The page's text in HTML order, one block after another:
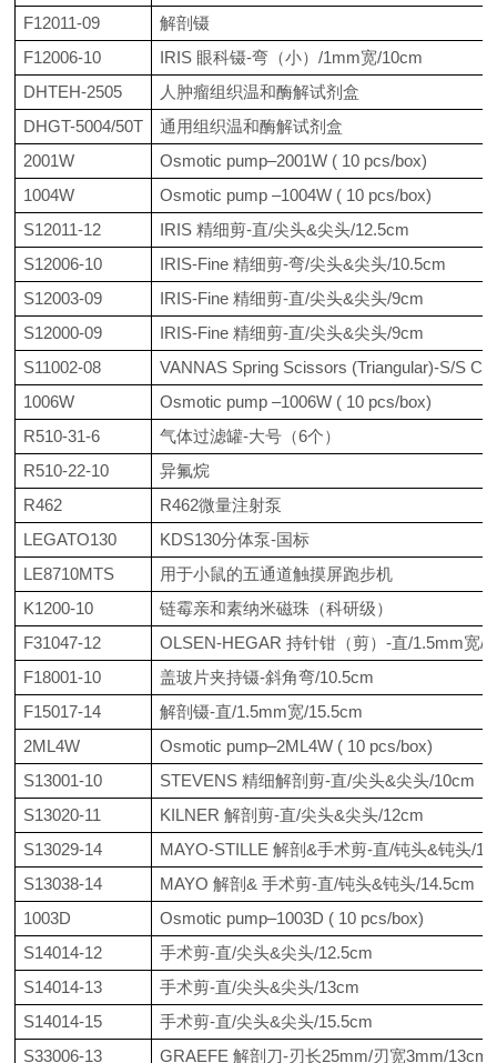
F12011-09
解剖镊
F12006-10
IRIS 眼科镊-弯（小）/1mm宽/10cm
DHTEH-2505
人肿瘤组织温和酶解试剂盒
DHGT-5004/50T
通用组织温和酶解试剂盒
2001W
Osmotic pump–2001W ( 10 pcs/box)
1004W
Osmotic pump –1004W ( 10 pcs/box)
S12011-12
IRIS 精细剪-直/尖头&尖头/12.5cm
S12006-10
IRIS-Fine 精细剪-弯/尖头&尖头/10.5cm
S12003-09
IRIS-Fine 精细剪-直/尖头&尖头/9cm
S12000-09
IRIS-Fine 精细剪-直/尖头&尖头/9cm
S11002-08
VANNAS Spring Scissors (Triangular)-S/S
1006W
Osmotic pump –1006W ( 10 pcs/box)
R510-31-6
气体过滤罐-大号（6个）
R510-22-10
异氟烷
R462
R462微量注射泵
LEGATO130
KDS130分体泵-国标
LE8710MTS
用于小鼠的五通道触摸屏跑步机
K1200-10
链霉亲和素纳米磁珠（科研级）
F31047-12
OLSEN-HEGAR 持针钳（剪）-直/1.5mm宽/
F18001-10
盖玻片夹持镊-斜角弯/10.5cm
F15017-14
解剖镊-直/1.5mm宽/15.5cm
2ML4W
Osmotic pump–2ML4W ( 10 pcs/box)
S13001-10
STEVENS 精细解剖剪-直/尖头&尖头/10cm
S13020-11
KILNER 解剖剪-直/尖头&尖头/12cm
S13029-14
MAYO-STILLE 解剖&手术剪-直/钝头&钝头/
S13038-14
MAYO 解剖& 手术剪-直/钝头&钝头/14.5cm
1003D
Osmotic pump–1003D ( 10 pcs/box)
S14014-12
手术剪-直/尖头&尖头/12.5cm
S14014-13
手术剪-直/尖头&尖头/13cm
S14014-15
手术剪-直/尖头&尖头/15.5cm
S33006-13
GRAEFE 解剖刀-刃长25mm/刃宽3mm/13cm